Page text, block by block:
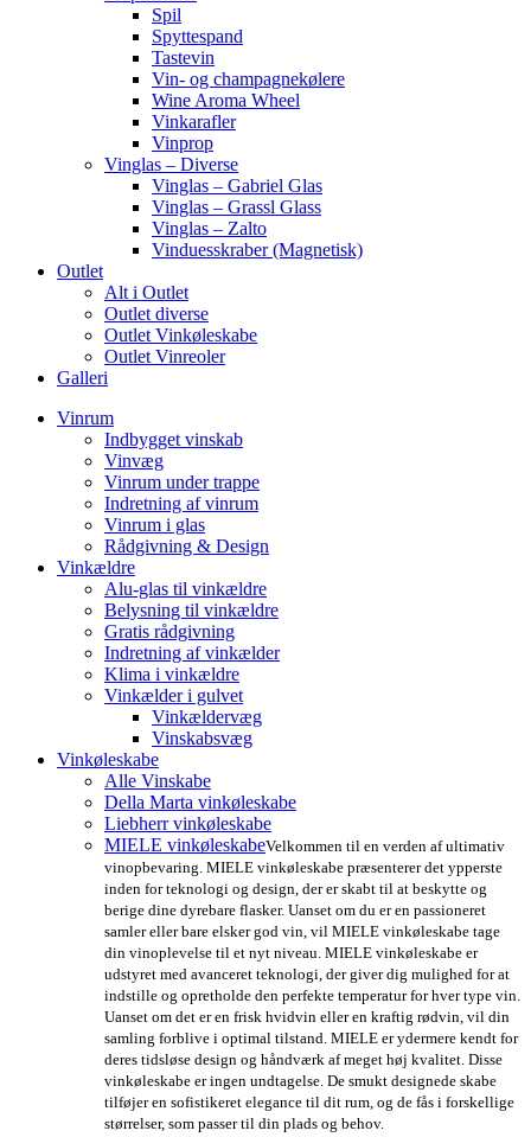
Spil
Spyttespand
Tastevin
Vin- og champagnekølere
Wine Aroma Wheel
Vinkarafler
Vinprop
Vinglas – Diverse
Vinglas – Gabriel Glas
Vinglas – Grassl Glass
Vinglas – Zalto
Vinduesskraber (Magnetisk)
Outlet
Alt i Outlet
Outlet diverse
Outlet Vinkøleskabe
Outlet Vinreoler
Galleri
Vinrum
Indbygget vinskab
Vinvæg
Vinrum under trappe
Indretning af vinrum
Vinrum i glas
Rådgivning & Design
Vinkældre
Alu-glas til vinkældre
Belysning til vinkældre
Gratis rådgivning
Indretning af vinkælder
Klima i vinkældre
Vinkælder i gulvet
Vinkældervæg
Vinskabsvæg
Vinkøleskabe
Alle Vinskabe
Della Marta vinkøleskabe
Liebherr vinkøleskabe
MIELE vinkøleskabeVelkommen til en verden af ultimativ
vinopbevaring. MIELE vinkøleskabe præsenterer det ypperste
inden for teknologi og design, der er skabt til at beskytte og
berige dine dyrebare flasker. Uanset om du er en passioneret
samler eller bare elsker god vin, vil MIELE vinkøleskabe tage
din vinoplevelse til et nyt niveau. MIELE vinkøleskabe er
udstyret med avanceret teknologi, der giver dig mulighed for at
indstille og opretholde den perfekte temperatur for hver type vin.
Uanset om det er en frisk hvidvin eller en kraftig rødvin, vil din
samling forblive i optimal tilstand. MIELE er ydermere kendt for
deres tidsløse design og håndværk af meget høj kvalitet. Disse
vinkøleskabe er ingen undtagelse. De smukt designede skabe
tilføjer en sofistikeret elegance til dit rum, og de fås i forskellige
størrelser, som passer til din plads og behov.